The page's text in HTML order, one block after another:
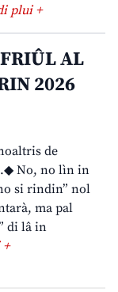
plui +
AL
2026
de
No, no lìn in
si rindin” nol
ma pal
di lâ in